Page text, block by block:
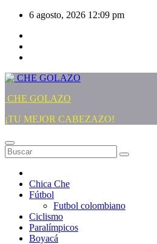
Saltar
contenido
6 agosto, 2026 12:09 pm
CHE GOLAZO
¡TU MEJOR CABEZAZO!
Chica Che
Fútbol
Futbol colombiano
Ciclismo
Paralímpicos
Boyacá